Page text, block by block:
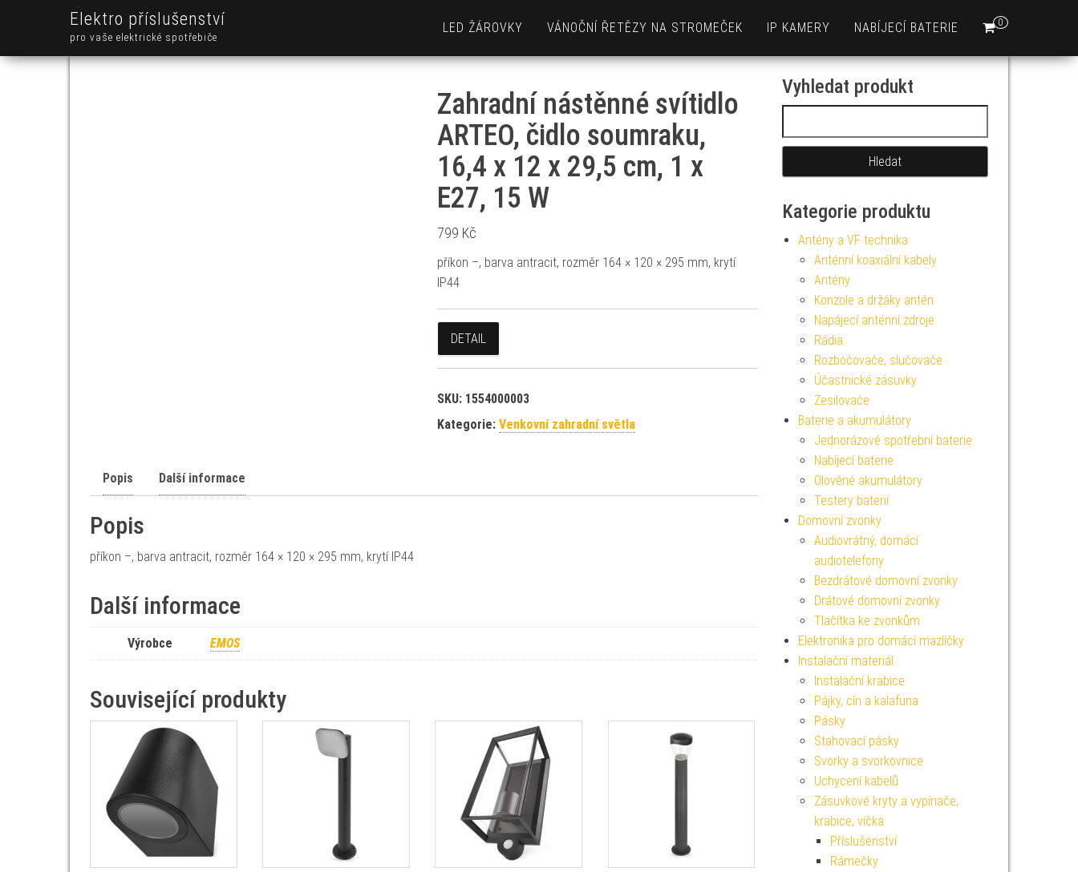
Elektro příslušenství
pro vaše elektrické spotřebiče
0
LED ŽÁROVKY VÁNOČNÍ ŘETĚZY NA STROMEČEK IP KAMERY NABÍJECÍ BATERIE
Zahradní nástěnné svítidlo
ARTEO, čidlo soumraku,
16,4 x 12 x 29,5 cm, 1 x
E27, 15 W
799 Kč
příkon –, barva antracit, rozměr 164 × 120 × 295 mm, krytí
IP44
DETAIL
SKU: 1554000003
Kategorie: Venkovní zahradní světla
Popis Další informace
Popis
příkon –, barva antracit, rozměr 164 × 120 × 295 mm, krytí IP44
Další informace
Výrobce EMOS
Související produkty
Vyhledat produkt
Kategorie produktu
Antény a VF technika
Anténní koaxiální kabely
Antény
Konzole a držáky antén
Napájecí anténní zdroje
Rádia
Rozbočovače, slučovače
Účastnické zásuvky
Zesilovače
Baterie a akumulátory
Jednorázové spotřební baterie
Nabíjecí baterie
Olověné akumulátory
Testery baterií
Domovní zvonky
Audiovrátný, domácí
audiotelefony
Bezdrátové domovní zvonky
Drátové domovní zvonky
Tlačítka ke zvonkům
Elektronika pro domácí mazlíčky
Instalační materiál
Instalační krabice
Pájky, cín a kalafuna
Pásky
Stahovací pásky
Svorky a svorkovnice
Uchycení kabelů
Zásuvkové kryty a vypínače,
krabice, víčka
Příslušenství
Rámečky